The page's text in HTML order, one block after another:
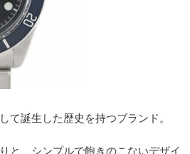
て誕生した歴史を持つブランド。
と、シンプルで飽きのこないデザイ